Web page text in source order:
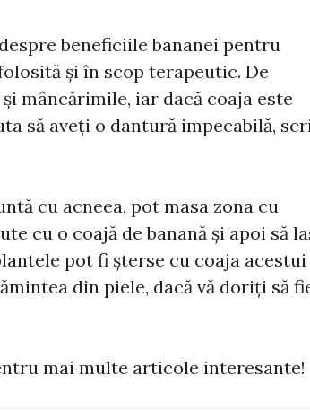
beneficiile bananei pentru
și în scop terapeutic. De
mâncărimile, iar dacă coaja este
să aveți o dantură impecabilă,
cu acneea, pot masa zona cu
cu o coajă de banană și apoi să
pot fi șterse cu coaja acestui
din piele, dacă vă doriți să
mai multe articole interesante!